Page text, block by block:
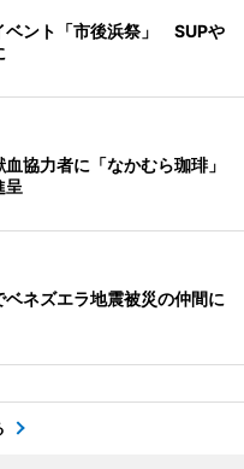
ベント「市後浜祭」 SUPや
協力者に「なかむら珈琲」
呈
ネズエラ地震被災の仲間に